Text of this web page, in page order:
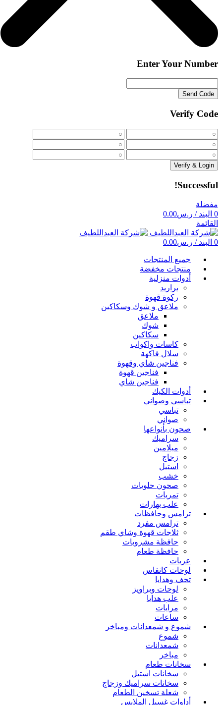
Enter Your Number
Send Code
Verify Code
Verify & Login
Successful!
مفضلة
0 البند / ر.س0.00
القائمة
0 البند / ر.س0.00
جميع المنتجات
منتجات مخفضة
أدوات منزلية
براريد
ركوة قهوة
ملاعق و شوك وسكاكين
ملاعق
شوك
سكاكين
كاسات واكواب
سلال فاكهة
فناجين شاي وقهوة
فناجين قهوة
فناجين شاي
أدوات الكيك
تباسي وصواني
تباسي
صواني
صحون بأنواعها
سراميك
ميلامين
زجاج
استيل
خشب
صحون حلويات
تمريات
علب بهارات
ترامس وحافظات
ترامس مفرد
ثلاجات قهوة وشاي طقم
حافظة مشروبات
حافظة طعام
عربات
لوحات كانفاس
تحف وهدايا
لوحات وبراويز
علب هدايا
مرايات
ساعات
شموع و شمعدانات ومباخر
شموع
شمعدانات
مباخر
سخانات طعام
سخانات استيل
سخانات سراميك وزجاج
شعلة تسخين الطعام
أداوات غسيل الملابس